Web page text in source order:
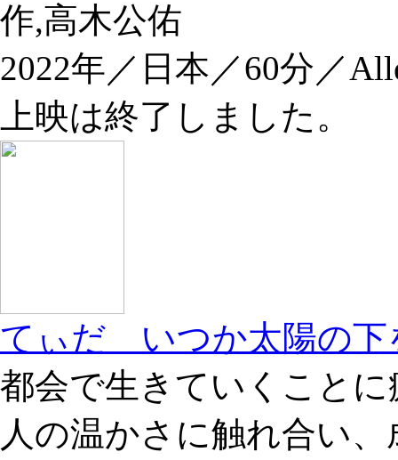
作,高木公佑
2022年／日本／60分／
上映は終了しました。
てぃだ いつか太陽の下
都会で生きていくこと
人の温かさに触れ合い